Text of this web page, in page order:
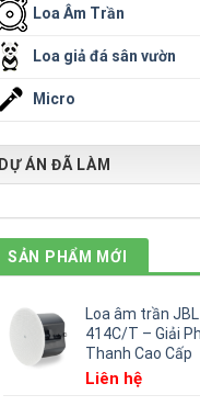
Loa Âm Trần
Loa giả đá sân vườn
Micro
DỰ ÁN ĐÃ LÀM
SẢN PHẨM MỚI
Loa âm trần
414C/T – Giải
Thanh Cao Cấp
Liên hệ